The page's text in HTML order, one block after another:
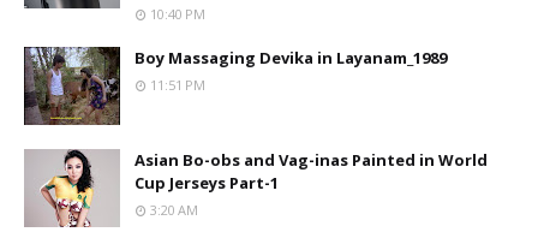
10:40 PM
Boy Massaging Devika in Layanam_1989
11:51 PM
Asian Bo-obs and Vag-inas Painted in World
Cup Jerseys Part-1
3:20 AM